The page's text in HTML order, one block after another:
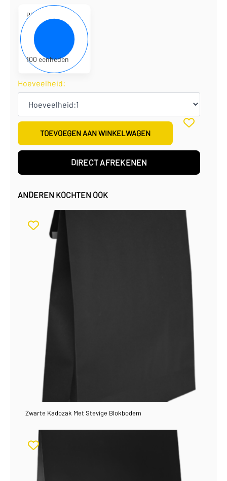
P8050112
12 x 9 cm
0,22 per eenheid
21,50 per doos
100 eenheden
Hoeveelheid:
TOEVOEGEN AAN WINKELWAGEN
DIRECT AFREKENEN
ANDEREN KOCHTEN OOK
Zwarte Kadozak Met Stevige Blokbodem